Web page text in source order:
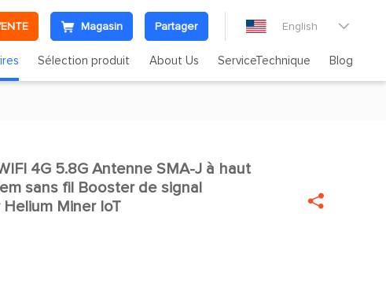
Magasin Partager English 
Sélection produit About Us ServiceTechnique Blog

4G 5.8G Antenne SMA-J à haut
sans fil Booster de signal
Miner IoT
